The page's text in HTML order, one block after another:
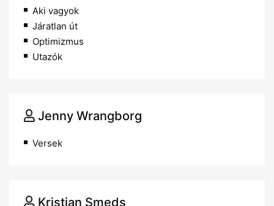
Aki vagyok
Járatlan út
Optimizmus
Utazók
Jenny Wrangborg
Versek
Kristian Smeds